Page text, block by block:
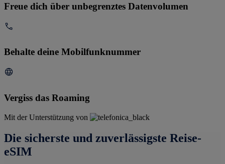
Freue dich über unbegrenztes Datenvolumen
Behalte deine Mobilfunknummer
Vergiss das Roaming
Mit der Unterstützung von
Die sicherste und zuverlässigste Reise-
eSIM